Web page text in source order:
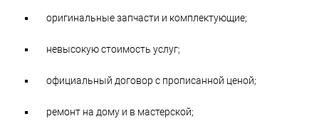
оригинальные запчасти и комплектующие;
невысокую стоимость услуг;
официальный договор с прописанной ценой;
ремонт на дому и в мастерской;